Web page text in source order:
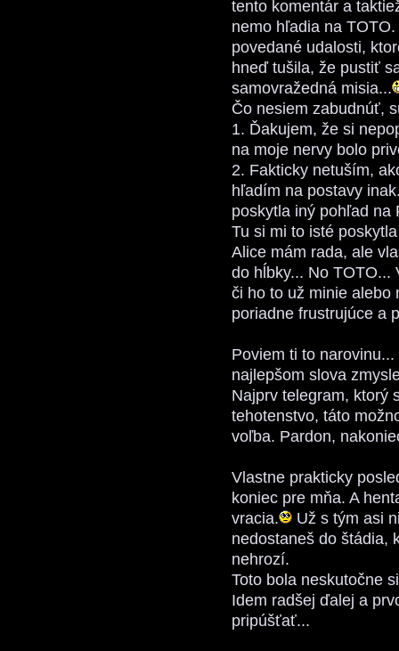
tento komentár a
nemo hľadia na
povedané udalosti,
hneď tušila, že pustiť
samovražedná misia...
Čo nesiem zabudnúť,
1. Ďakujem, že si
na moje nervy bolo
2. Fakticky netuším,
hľadím na postavy
poskytla iný pohľad na
Tu si mi to isté
Alice mám rada, ale
do hĺbky... No TOTO...
či ho to už minie alebo
poriadne frustrujúce a
Poviem ti to
najlepšom slova
Najprv telegram, ktorý
tehotenstvo, táto
voľba. Pardon,
Vlastne prakticky
koniec pre mňa. A
vracia.
Už s tým asi
nedostaneš do štádia,
nehrozí.
Toto bola neskutočne
Idem radšej ďalej a
pripúšťať...